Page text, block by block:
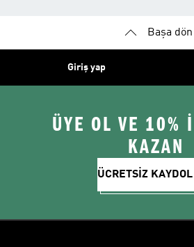
Başa dön
Giriş yap
ÜYE OL VE 10%
KAZAN
ÜCRETSİZ KAYDOL